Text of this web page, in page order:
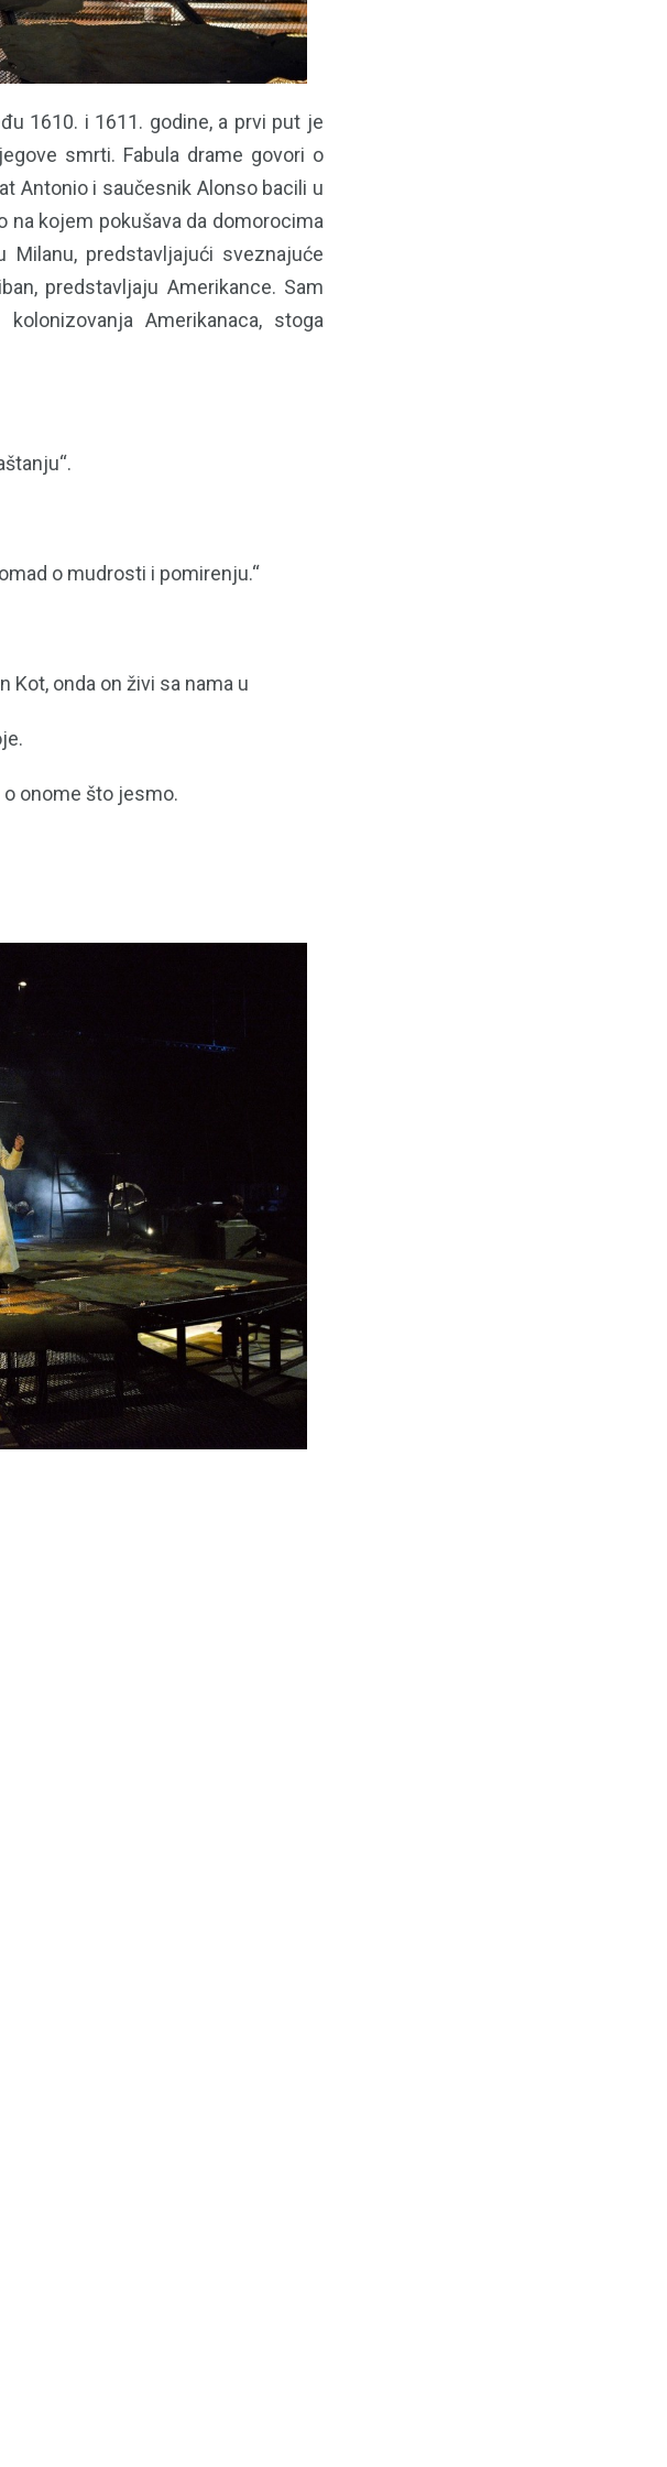
1610. i 1611. godine, a prvi put je
smrti. Fabula drame govori o
Antonio i saučesnik Alonso bacili u
na kojem pokušava da domorocima
predstavljajući sveznajuće
predstavljaju Amerikance. Sam
Amerikanaca, stoga
o mudrosti i pomirenju.“
Kot, onda on živi sa nama u
o onome što jesmo.